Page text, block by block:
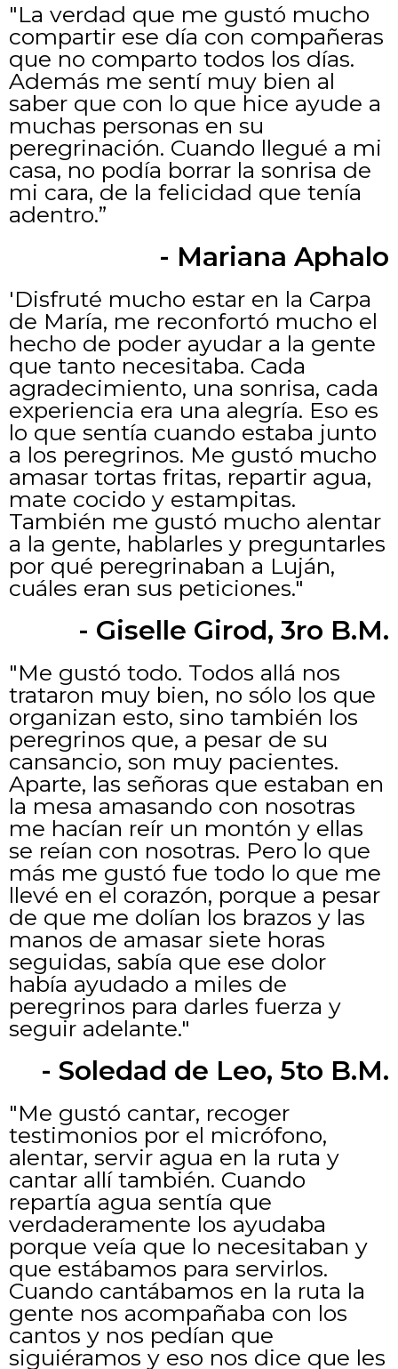
"La verdad que me gustó mucho
compartir ese día con compañeras
que no comparto todos los días.
Además me sentí muy bien al
saber que con lo que hice ayude a
muchas personas en su
peregrinación. Cuando llegué a mi
casa, no podía borrar la sonrisa de
mi cara, de la felicidad que tenía
adentro.”
- Mariana Aphalo
'Disfruté mucho estar en la Carpa
de María, me reconfortó mucho el
hecho de poder ayudar a la gente
que tanto necesitaba. Cada
agradecimiento, una sonrisa, cada
experiencia era una alegría. Eso es
lo que sentía cuando estaba junto
a los peregrinos. Me gustó mucho
amasar tortas fritas, repartir agua,
mate cocido y estampitas.
También me gustó mucho alentar
a la gente, hablarles y preguntarles
por qué peregrinaban a Luján,
cuáles eran sus peticiones."
- Giselle Girod, 3ro B.M.
"Me gustó todo. Todos allá nos
trataron muy bien, no sólo los que
organizan esto, sino también los
peregrinos que, a pesar de su
cansancio, son muy pacientes.
Aparte, las señoras que estaban en
la mesa amasando con nosotras
me hacían reír un montón y ellas
se reían con nosotras. Pero lo que
más me gustó fue todo lo que me
llevé en el corazón, porque a pesar
de que me dolían los brazos y las
manos de amasar siete horas
seguidas, sabía que ese dolor
había ayudado a miles de
peregrinos para darles fuerza y
seguir adelante."
- Soledad de Leo, 5to B.M.
"Me gustó cantar, recoger
testimonios por el micrófono,
alentar, servir agua en la ruta y
cantar allí también. Cuando
repartía agua sentía que
verdaderamente los ayudaba
porque veía que lo necesitaban y
que estábamos para servirlos.
Cuando cantábamos en la ruta la
gente nos acompañaba con los
cantos y nos pedían que
siguiéramos y eso nos dice que les